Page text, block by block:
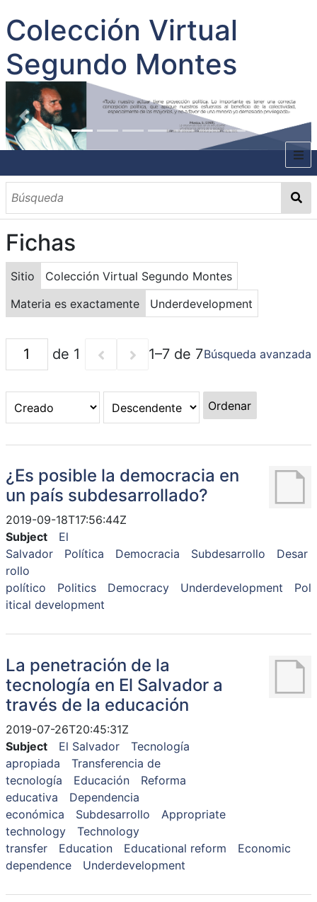
Colección Virtual
Segundo Montes
INICIO
SOBRE EL AUTOR
CONTENIDO
TODOS LOS DOCUMENTOS
CATEGORIAS
OBRAS SOBRE EL AUTOR P. SEGUNDO MONTES
MATERIAS
PALABRAS CLAVES
MULTIMEDIA
GALERÍA
Fichas
Sitio
Colección Virtual Segundo Montes
Materia es exactamente
Underdevelopment
de 1 1–7 de 7Búsqueda avanzada
Ordenar
¿Es posible la democracia en
un país subdesarrollado?
2019-09-18T17:56:44Z
Subject
El
Salvador
Política Democracia Subdesarrollo
Desar
rollo
político
Politics Democracy Underdevelopment
Pol
itical development
La penetración de la
tecnología en El Salvador a
través de la educación
2019-07-26T20:45:31Z
Subject
El Salvador
Tecnología
apropiada
Transferencia de
tecnología
Educación
Reforma
educativa
Dependencia
económica
Subdesarrollo
Appropriate
technology
Technology
transfer
Education Educational reform
Economic
dependence
Underdevelopment